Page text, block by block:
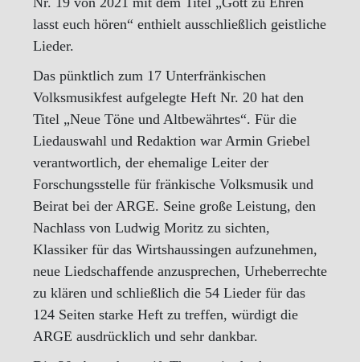
lasst euch hören“ enthielt ausschließlich geistliche
Lieder.
Das pünktlich zum 17 Unterfränkischen
Volksmusikfest aufgelegte Heft Nr. 20 hat den
Titel „Neue Töne und Altbewährtes“. Für die
Liedauswahl und Redaktion war Armin Griebel
verantwortlich, der ehemalige Leiter der
Forschungsstelle für fränkische Volksmusik und
Beirat bei der ARGE. Seine große Leistung, den
Nachlass von Ludwig Moritz zu sichten,
Klassiker für das Wirtshaussingen aufzunehmen,
neue Liedschaffende anzusprechen, Urheberrechte
zu klären und schließlich die 54 Lieder für das
124 Seiten starke Heft zu treffen, würdigt die
ARGE ausdrücklich und sehr dankbar.